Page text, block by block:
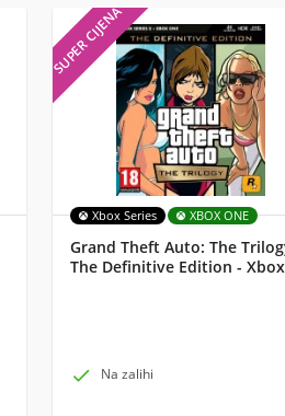
SUPER CIJENA
Xbox Series XBOX ONE
Grand Theft Auto: The
The Definitive Edition - Xbox
 Na zalihi